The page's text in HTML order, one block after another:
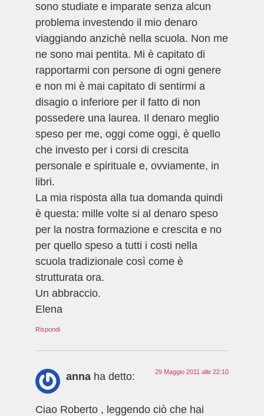
sono studiate e imparate senza alcun
problema investendo il mio denaro
viaggiando anzichè nella scuola. Non me
ne sono mai pentita. Mi è capitato di
rapportarmi con persone di ogni genere
e non mi è mai capitato di sentirmi a
disagio o inferiore per il fatto di non
possedere una laurea. Il denaro meglio
speso per me, oggi come oggi, è quello
che investo per i corsi di crescita
personale e spirituale e, ovviamente, in
libri.
La mia risposta alla tua domanda quindi
è questa: mille volte si al denaro speso
per la nostra formazione e crescita e no
per quello speso a tutti i costi nella
scuola tradizionale così come è
strutturata ora.
Un abbraccio.
Elena
Rispondi
anna ha detto: 29 Maggio 2011 alle 22:10
Ciao Roberto , leggendo ciò che hai